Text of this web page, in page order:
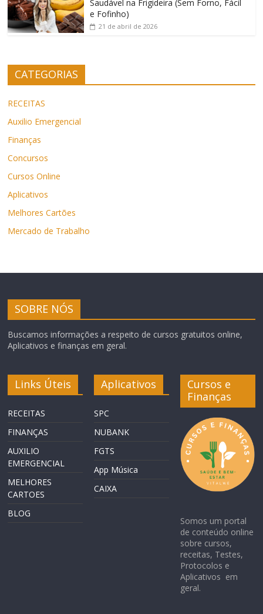
Saudável na Frigideira (Sem Forno, Fácil
e Fofinho)
21 de abril de 2026
CATEGORIAS
RECEITAS
Auxilio Emergencial
Finanças
Concursos
Cursos Online
Aplicativos
Melhores Cartões
Mercado de Trabalho
SOBRE NÓS
Buscamos informações a respeito de cursos gratuitos online,
Aplicativos e finanças em geral.
Links Úteis
RECEITAS
FINANÇAS
AUXILIO
EMERGENCIAL
MELHORES
CARTOES
BLOG
Aplicativos
SPC
NUBANK
FGTS
App Música
CAIXA
Cursos e
Finanças
Somos um portal
de conteúdo online
sobre cursos,
receitas, Testes,
Protocolos e
Aplicativos em
geral.